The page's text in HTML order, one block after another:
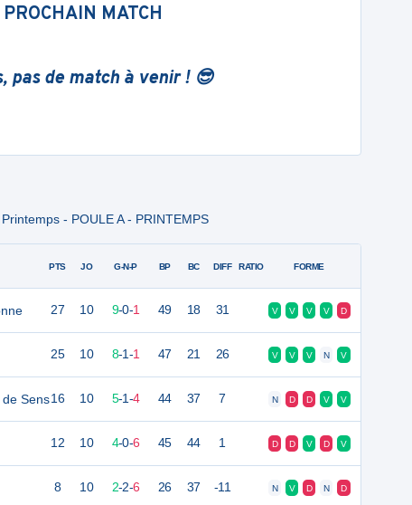
PROCHAIN MATCH
pas de match à venir ! 😎
- POULE A - PRINTEMPS
Sens
PTS JO G-N-P BP BC DIFF RATIO FORME
27 10 9-0-1 49 18 31 V V V V D
25 10 8-1-1 47 21 26 V V V N V
16 10 5-1-4 44 37 7 N D D V V
12 10 4-0-6 45 44 1 D D V D V
8 10 2-2-6 26 37 -11 N V D N D